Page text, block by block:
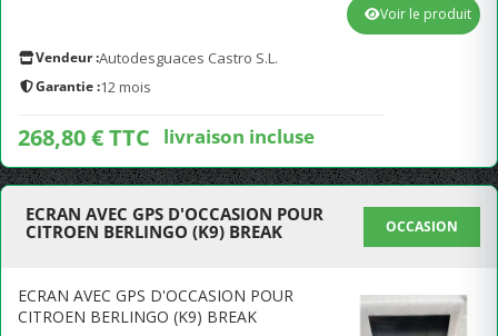
Vendeur :Autodesguaces Castro S.L.
Garantie :12 mois
268,80 € TTC livraison incluse
Voir le produit
ECRAN AVEC GPS D'OCCASION POUR
CITROEN BERLINGO (K9) BREAK
OCCASION
ECRAN AVEC GPS D'OCCASION POUR
CITROEN BERLINGO (K9) BREAK